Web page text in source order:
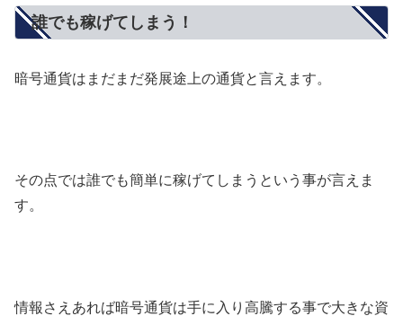
誰でも稼げてしまう！
暗号通貨はまだまだ発展途上の通貨と言えます。
その点では誰でも簡単に稼げてしまうという事が言えま
す。
情報さえあれば暗号通貨は手に入り高騰する事で大きな資